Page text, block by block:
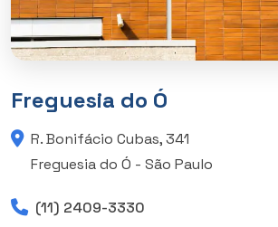
Freguesia do Ó
R. Bonifácio Cubas, 341
Freguesia do Ó - São Paulo
(11) 2409-3330